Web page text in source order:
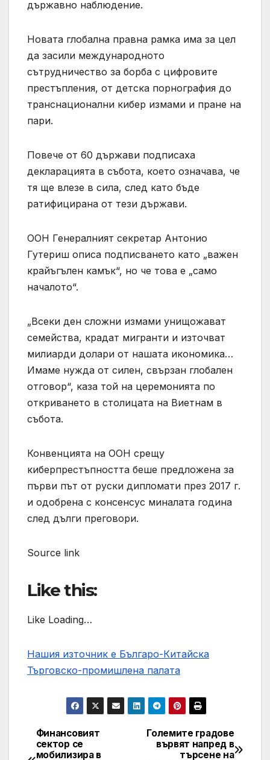
държавно наблюдение.
Новата глобална правна рамка има за цел
да засили международното
сътрудничество за борба с цифровите
престъпления, от детска порнография до
транснационални кибер измами и пране на
пари.
Повече от 60 държави подписаха
декларацията в събота, което означава, че
тя ще влезе в сила, след като бъде
ратифицирана от тези държави.
ООН Генералният секретар Антонио
Гутериш описа подписването като „важен
крайъгълен камък“, но че това е „само
началото“.
„Всеки ден сложни измами унищожават
семейства, крадат мигранти и източват
милиарди долари от нашата икономика…
Имаме нужда от силен, свързан глобален
отговор“, каза той на церемонията по
откриването в столицата на Виетнам в
събота.
Конвенцията на ООН срещу
киберпрестъпността беше предложена за
първи път от руски дипломати през 2017 г.
и одобрена с консенсус миналата година
след дълги преговори.
Source link
Like this:
Like Loading…
Нашия източник е Българо-Китайска
Търговско-промишлена палaта
Post
Големите градове
вървят напред в
търсене на
Финансовият
сектор се
мобилизира в